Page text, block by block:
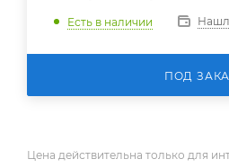
Есть в наличии
ПОД
Цена действительна только для